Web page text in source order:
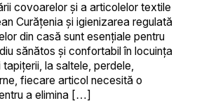
covoarelor și a articolelor textile
Curățenia și igienizarea regulată
din casă sunt esențiale pentru
sănătos și confortabil în locuința
la saltele, perdele,
fiecare articol necesită o
a elimina […]